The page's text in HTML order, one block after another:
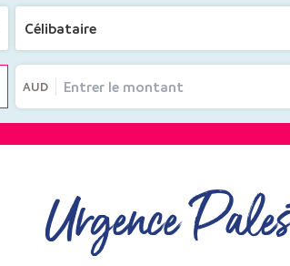
Célibataire
AUD
Urgence